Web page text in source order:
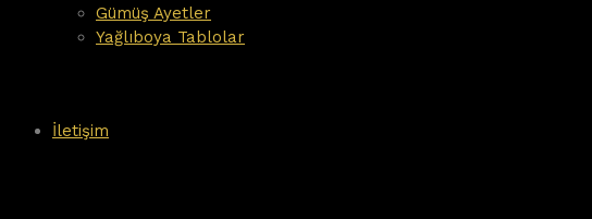
Gümüş Ayetler
Yağlıboya Tablolar
İletişim